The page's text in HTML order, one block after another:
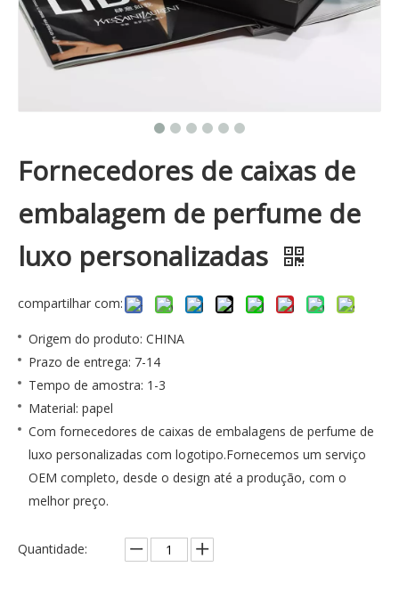
Fornecedores de caixas de
embalagem de perfume de
luxo personalizadas
compartilhar com:
Origem do produto: CHINA
Prazo de entrega: 7-14
Tempo de amostra: 1-3
Material: papel
Com fornecedores de caixas de embalagens de perfume de
luxo personalizadas com logotipo.Fornecemos um serviço
OEM completo, desde o design até a produção, com o
melhor preço.
Quantidade: